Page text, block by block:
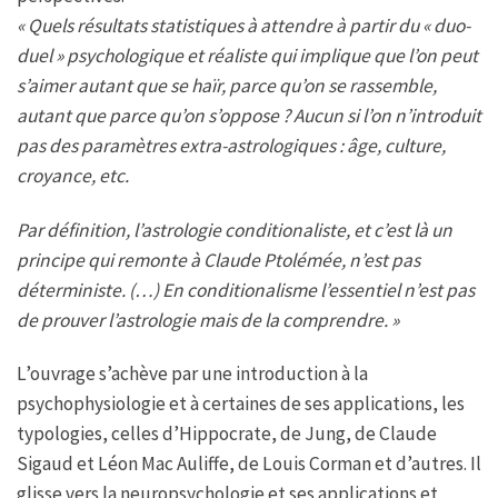
« Quels résultats statistiques à attendre à partir du « duo-
duel » psychologique et réaliste qui implique que l’on peut
s’aimer autant que se haïr, parce qu’on se rassemble,
autant que parce qu’on s’oppose ? Aucun si l’on n’introduit
pas des paramètres extra-astrologiques : âge, culture,
croyance, etc.
Par définition, l’astrologie conditionaliste, et c’est là un
principe qui remonte à Claude Ptolémée, n’est pas
déterministe. (…) En conditionalisme l’essentiel n’est pas
de prouver l’astrologie mais de la comprendre. »
L’ouvrage s’achève par une introduction à la
psychophysiologie et à certaines de ses applications, les
typologies, celles d’Hippocrate, de Jung, de Claude
Sigaud et Léon Mac Auliffe, de Louis Corman et d’autres. Il